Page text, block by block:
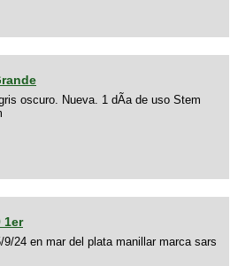
oscuro. Nueva. 1 dÃ­a de uso Stem
1er
9/24 en mar del plata manillar marca sars